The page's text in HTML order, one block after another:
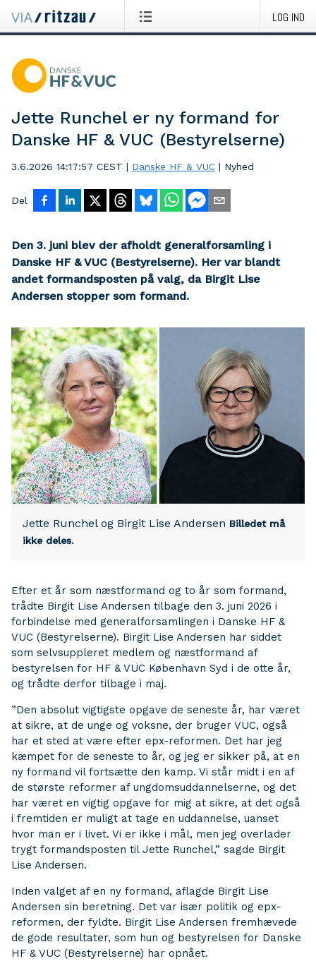
LOG IND
Jette Runchel er ny formand for
Danske HF & VUC (Bestyrelserne)
3.6.2026 14:17:57 CEST | Danske HF & VUC | Nyhed
Del
Den 3. juni blev der afholdt generalforsamling i
Danske HF & VUC (Bestyrelserne). Her var blandt
andet formandsposten på valg, da Birgit Lise
Andersen stopper som formand.
Jette Runchel og Birgit Lise Andersen Billedet må
ikke deles.
Efter et år som næstformand og to år som formand,
trådte Birgit Lise Andersen tilbage den 3. juni 2026 i
forbindelse med generalforsamlingen i Danske HF &
VUC (Bestyrelserne). Birgit Lise Andersen har siddet
som selvsuppleret medlem og næstformand af
bestyrelsen for HF & VUC København Syd i de otte år,
og trådte derfor tilbage i maj.
”Den absolut vigtigste opgave de seneste år, har været
at sikre, at de unge og voksne, der bruger VUC, også
har et sted at være efter epx-reformen. Det har jeg
kæmpet for de seneste to år, og jeg er sikker på, at en
ny formand vil fortsætte den kamp. Vi står midt i en af
de største reformer af ungdomsuddannelserne, og det
har været en vigtig opgave for mig at sikre, at det også
i fremtiden er muligt at tage en uddannelse, uanset
hvor man er i livet. Vi er ikke i mål, men jeg overlader
trygt formandsposten til Jette Runchel,” sagde Birgit
Lise Andersen.
Inden valget af en ny formand, aflagde Birgit Lise
Andersen sin beretning. Det var især politik og epx-
reformen, der fyldte. Birgit Lise Andersen fremhævede
de gode resultater, som hun og bestyrelsen for Danske
HF & VUC (Bestyrelserne) har opnået.